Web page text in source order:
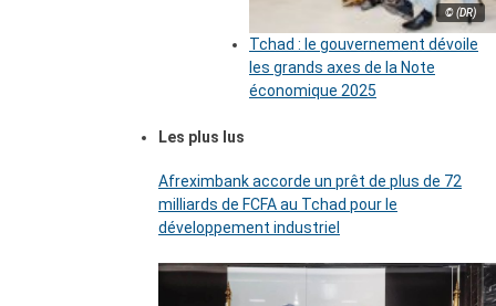
© (DR)
Tchad : le gouvernement dévoile
les grands axes de la Note
économique 2025
Les plus lus
Afreximbank accorde un prêt de plus de 72
milliards de FCFA au Tchad pour le
développement industriel